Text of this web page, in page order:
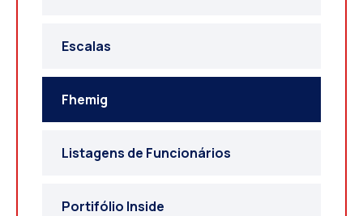
Escalas
Fhemig
Listagens de Funcionários
Portifólio Inside